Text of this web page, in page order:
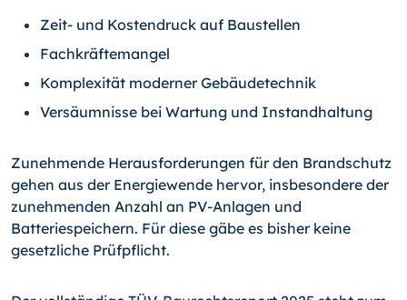
Zeit- und Kostendruck auf Baustellen
Fachkräftemangel
Komplexität moderner Gebäudetechnik
Versäumnisse bei Wartung und Instandhaltung
Zunehmende Herausforderungen für den Brandschutz
gehen aus der Energiewende hervor, insbesondere der
zunehmenden Anzahl an PV-Anlagen und
Batteriespeichern. Für diese gäbe es bisher keine
gesetzliche Prüfpflicht.